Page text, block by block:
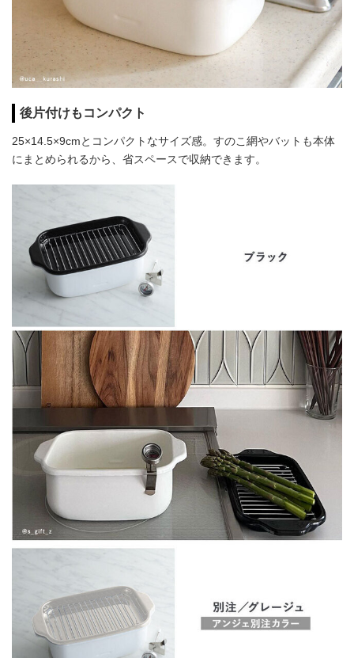
後片付けもコンパクト
25×14.5×9cmとコンパクトなサイズ感。すのこ網やバットも本体
にまとめられるから、省スペースで収納できます。